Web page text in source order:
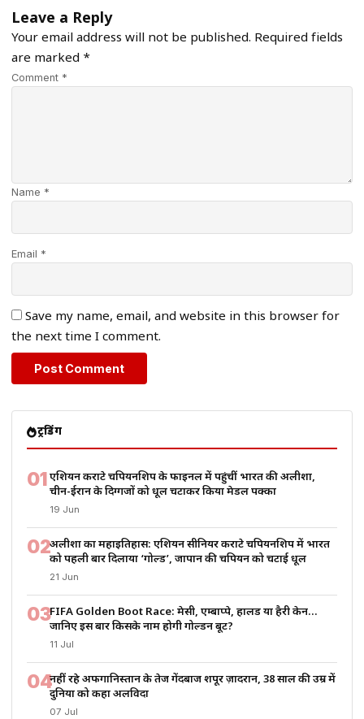
Leave a Reply
Your email address will not be published. Required fields
are marked *
Comment *
Name *
Email *
Save my name, email, and website in this browser for
the next time I comment.
ट्रेंडिंग
01एशियन कराटे चैंपियनशिप के फाइनल में पहुंचीं भारत की अलीशा,
चीन-ईरान के दिग्गजों को धूल चटाकर किया मेडल पक्का
19 Jun
02अलीशा का महाइतिहास: एशियन सीनियर कराटे चैंपियनशिप में भारत
को पहली बार दिलाया ‘गोल्ड’, जापान की चैंपियन को चटाई धूल
21 Jun
03FIFA Golden Boot Race: मेसी, एम्बाप्पे, हालैंड या हैरी केन…
जानिए इस बार किसके नाम होगी गोल्डन बूट?
11 Jul
04नहीं रहे अफगानिस्तान के तेज गेंदबाज शपूर ज़ादरान, 38 साल की उम्र में
दुनिया को कहा अलविदा
07 Jul